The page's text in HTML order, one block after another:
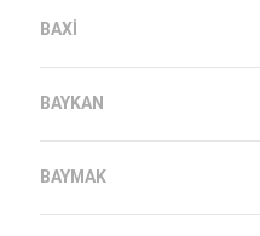
BAXI
BAYKAN
BAYMAK